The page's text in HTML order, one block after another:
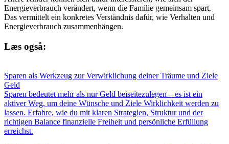
Energieverbrauch verändert, wenn die Familie gemeinsam spart.
Das vermittelt ein konkretes Verständnis dafür, wie Verhalten und
Energieverbrauch zusammenhängen.
Læs også:
Sparen als Werkzeug zur Verwirklichung deiner Träume und Ziele
Geld
Sparen bedeutet mehr als nur Geld beiseitezulegen – es ist ein
aktiver Weg, um deine Wünsche und Ziele Wirklichkeit werden zu
lassen. Erfahre, wie du mit klaren Strategien, Struktur und der
richtigen Balance finanzielle Freiheit und persönliche Erfüllung
erreichst.